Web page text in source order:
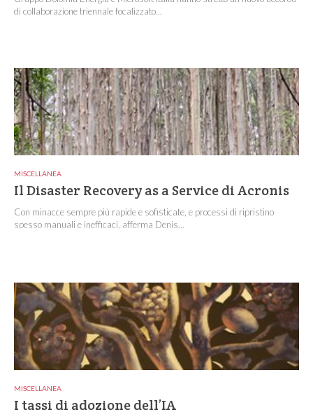
di collaborazione triennale focalizzato...
MISCELLANEA
Il Disaster Recovery as a Service di Acronis
Con minacce sempre più rapide e sofisticate, e processi di ripristino
spesso manuali e inefficaci, afferma Denis...
MISCELLANEA
I tassi di adozione dell’IA